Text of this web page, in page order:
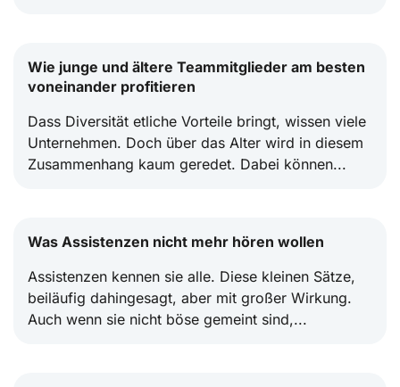
Wie junge und ältere Teammitglieder am besten
voneinander profitieren
Dass Diversität etliche Vorteile bringt, wissen viele
Unternehmen. Doch über das Alter wird in diesem
Zusammenhang kaum geredet. Dabei können...
Was Assistenzen nicht mehr hören wollen
Assistenzen kennen sie alle. Diese kleinen Sätze,
beiläufig dahingesagt, aber mit großer Wirkung.
Auch wenn sie nicht böse gemeint sind,...